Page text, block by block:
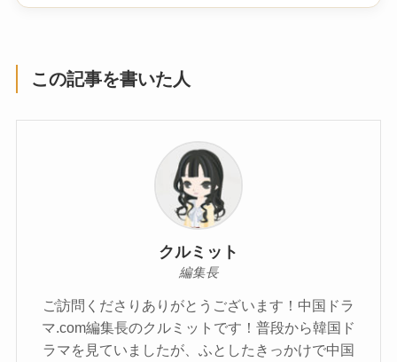
この記事を書いた人
クルミット
編集長
ご訪問くださりありがとうございます！中国ドラ
マ.com編集長のクルミットです！普段から韓国ド
ラマを見ていましたが、ふとしたきっかけで中国